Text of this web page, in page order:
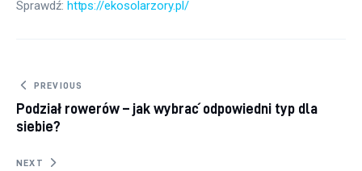
Sprawdź: https://ekosolarzory.pl/
Nawigacja wpisu
PREVIOUS
Podział rowerów – jak wybrać odpowiedni typ dla
siebie?
NEXT